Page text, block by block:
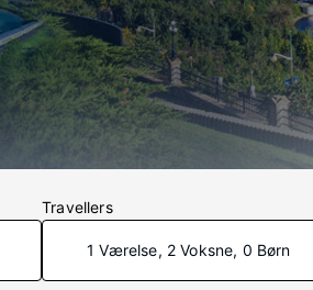
Travellers
1 Værelse, 2 Voksne, 0 Børn